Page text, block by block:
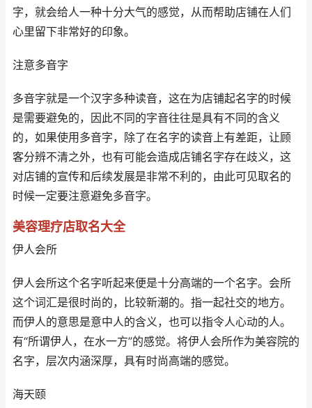
字，就会给人一种十分大气的感觉，从而帮助店铺在人们
心里留下非常好的印象。
注意多音字
多音字就是一个汉字多种读音，这在为店铺起名字的时候
是需要避免的，因此不同的字音往往是具有不同的含义
的，如果使用多音字，除了在名字的读音上有差距，让顾
客分辨不清之外，也有可能会造成店铺名字存在歧义，这
对店铺的宣传和后续发展是非常不利的，由此可见取名的
时候一定要注意避免多音字。
美容理疗店取名大全
伊人会所
伊人会所这个名字听起来便是十分高端的一个名字。会所
这个词汇是很时尚的，比较新潮的。指一起社交的地方。
而伊人的意思是意中人的含义，也可以指令人心动的人。
有“所谓伊人，在水一方”的感觉。将伊人会所作为美容院的
名字，层次内涵深厚，具有时尚高端的感觉。
海天颐